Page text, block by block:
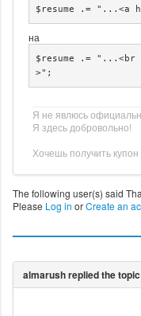
$resume .= "...<a
на
$resume .= "...<br
>";
Я не явлюсь
Я здесь добровольно!
Хочешь получить
The following user(s) said
Please Log in orCreate an